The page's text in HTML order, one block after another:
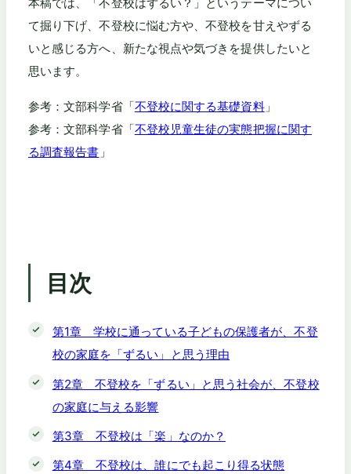
て掘り下げ、不登校に悩む方や、不登校を甘えやずる
いと感じる方へ、新たな視点や気づきを提供したいと
思います。
参考：文部科学省「不登校に関する基礎資料」
参考：文部科学省「不登校児童生徒の実態把握に関す
る調査報告書 」
目次
第1章 学校に通っている子どもの保護者が、不登
校の家庭を「ずるい」と思う理由
第2章 不登校を「ずるい」と思う社会が、不登校
の家庭に与える影響
第3章 不登校は「楽」なのか？
第4章 不登校は、誰にでも起こり得る状態